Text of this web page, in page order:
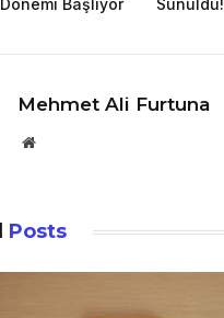
Dönemi Başlıyor
Sunuldu!
Mehmet Ali Furtuna
Website
Posts